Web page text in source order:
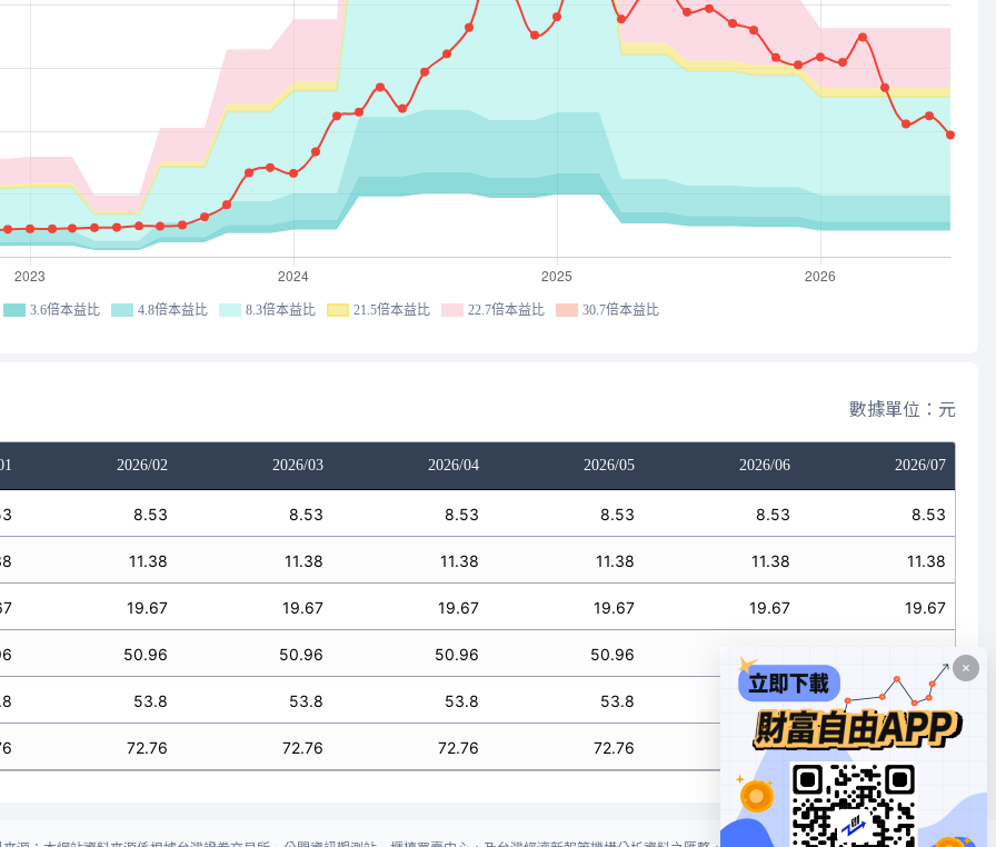
3.6倍本益比 4.8倍本益比 8.3倍本益比 21.5倍本益比 22.7倍本益比 30.7倍本益比
數據單位：元
2026/02 2026/03 2026/04 2026/05 2026/06 2026/07
8.53 8.53 8.53 8.53 8.53 8.53
11.38 11.38 11.38 11.38 11.38 11.38
19.67 19.67 19.67 19.67 19.67 19.67
50.96 50.96 50.96 50.96 50.96
53.8 53.8 53.8 53.8 53.8 53.8
72.76 72.76 72.76 72.76 72.76 72.76